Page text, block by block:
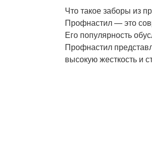
Что такое заборы из
Профнастил — это
Его популярность
Профнастил
высокую жесткость и